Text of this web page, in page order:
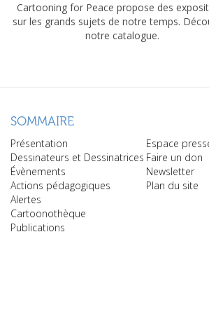
Cartooning for Peace propose des
sur les grands sujets de notre temps.
notre catalogue.
SOMMAIRE
Présentation
Dessinateurs et Dessinatrices
Évènements
Actions pédagogiques
Alertes
Cartoonothèque
Publications
Espace
Faire un don
Newsletter
Plan du site